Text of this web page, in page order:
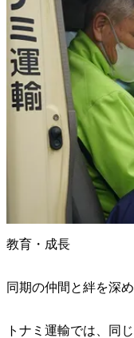
教育・成長
同期の仲間と絆を深
トナミ運輸では、同